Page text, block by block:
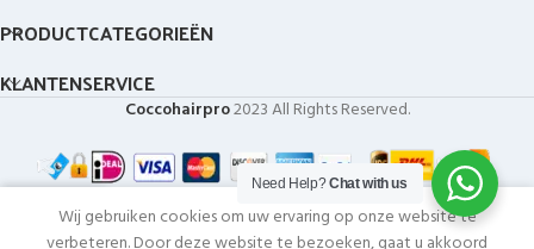
PRODUCTCATEGORIEËN
KLANTENSERVICE
Coccohairpro2023 All Rights Reserved.
Wij gebruiken cookies om uw ervaring op onze website te
Need Help?Chat with us
Wishlist
Cart
My account